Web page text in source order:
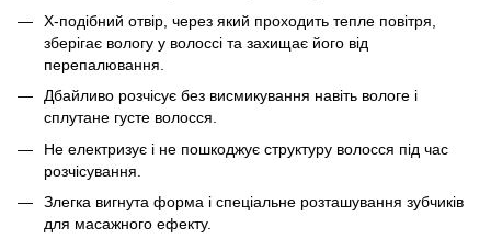
Х-подібний отвір, через який проходить тепле повітря,
зберігає вологу у волоссі та захищає його від
перепалювання.
Дбайливо розчісує без висмикування навіть вологе і
сплутане густе волосся.
Не електризує і не пошкоджує структуру волосся під час
розчісування.
Злегка вигнута форма і спеціальне розташування зубчиків
для масажного ефекту.